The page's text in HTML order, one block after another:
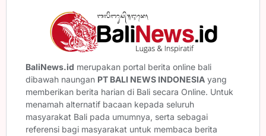
BaliNews.id merupakan portal berita online bali
dibawah naungan PT BALI NEWS INDONESIA yang
memberikan berita harian di Bali secara Online. Untuk
menamah alternatif bacaan kepada seluruh
masyarakat Bali pada umumnya, serta sebagai
referensi bagi masyarakat untuk membaca berita